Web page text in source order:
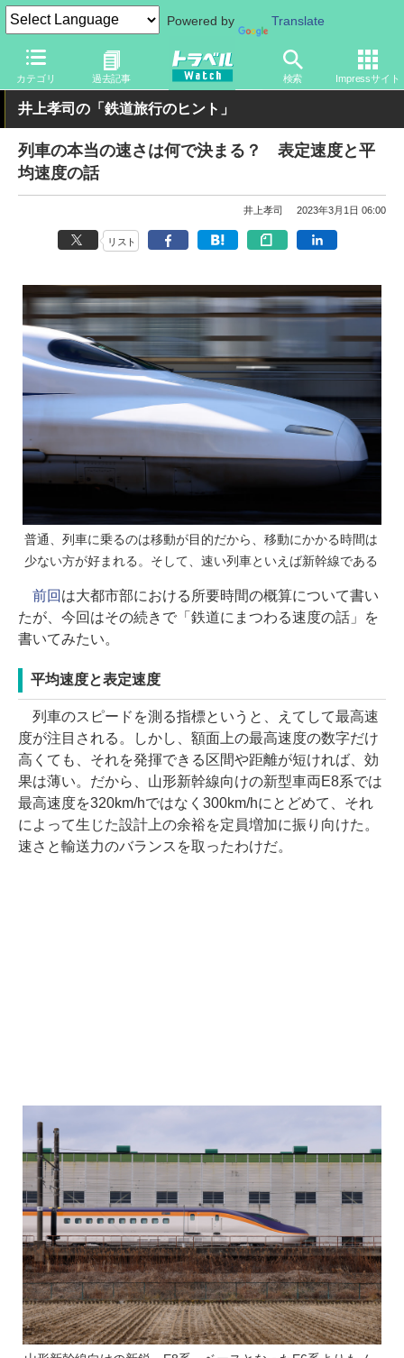
Powered by Translate
カテゴリ 過去記事 検索 Impressサイト
トラベル Watch 旅の方法 鉄旅 鉄道
井上孝司の「鉄道旅行のヒント」
列車の本当の速さは何で決まる？ 表定速度と平
均速度の話
井上孝司 2023年3月1日 06:00
リスト
普通、列車に乗るのは移動が目的だから、移動にかかる時間は
少ない方が好まれる。そして、速い列車といえば新幹線である
前回 は大都市部における所要時間の概算について書い
たが、今回はその続きで「鉄道にまつわる速度の話」を
書いてみたい。
平均速度と表定速度
列車のスピードを測る指標というと、えてして最高速
度が注目される。しかし、額面上の最高速度の数字だけ
高くても、それを発揮できる区間や距離が短ければ、効
果は薄い。だから、山形新幹線向けの新型車両E8系では
最高速度を320km/hではなく300km/hにとどめて、それ
によって生じた設計上の余裕を定員増加に振り向けた。
速さと輸送力のバランスを取ったわけだ。